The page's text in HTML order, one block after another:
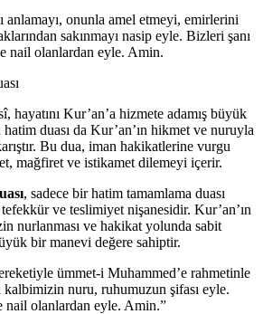
anlamayı, onunla amel etmeyi, emirlerini
sakınmayı nasip eyle. Bizleri şanı
nail olanlardan eyle. Amin.
hayatını Kur’an’a hizmete adamış büyük
duası da Kur’an’ın hikmet ve nuruyla
Bu dua, iman hakikatlerine vurgu
mağfiret ve istikamet dilemeyi içerir.
, sadece bir hatim tamamlama duası
ve teslimiyet nişanesidir. Kur’an’ın
nurlanması ve hakikat yolunda sabit
bir manevi değere sahiptir.
ümmet-i Muhammed’e rahmetinle
kalbimizin nuru, ruhumuzun şifası eyle.
nail olanlardan eyle. Amin.”